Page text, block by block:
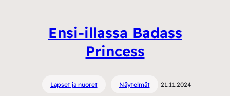
Ensi-illassa Badass
Princess
Lapset ja nuoret Näytelmät 21.11.2024